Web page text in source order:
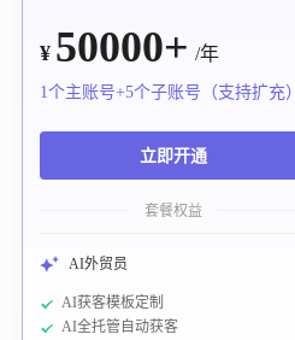
¥ 50000+ /年
1个主账号+5个子账号（支持扩充）
立即开通
套餐权益
AI外贸员
AI获客模板定制
AI全托管自动获客